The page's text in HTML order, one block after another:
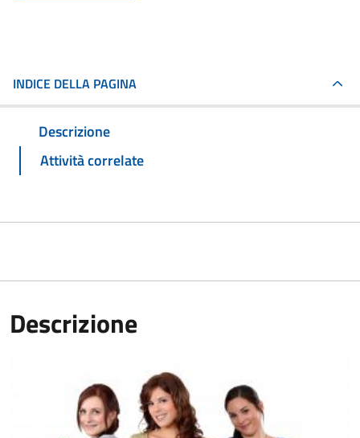
INDICE DELLA PAGINA
Descrizione
Attività correlate
Descrizione